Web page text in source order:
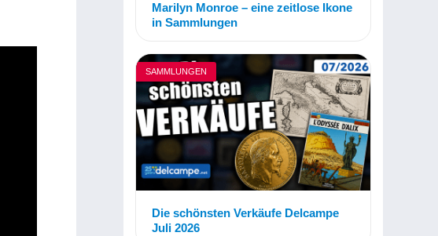
Marilyn Monroe – eine zeitlose Ikone
in Sammlungen
SAMMLUNGEN
Die schönsten Verkäufe Delcampe
Juli 2026